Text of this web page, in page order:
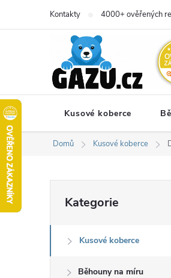
Kontakty 4000+ ověřených
Kusové koberce
Domů Kusové koberce
o
s
kategorie
Kategorie
Kusové koberce
Běhouny na míru